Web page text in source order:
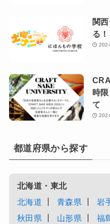
関
る
時
て
都道府県から探す
北海道・東北
北海道
青森県 岩
秋田県
山形県 福